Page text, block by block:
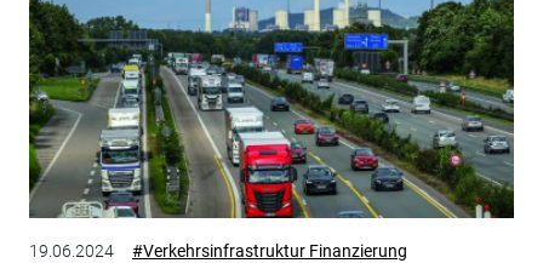
19.06.2024 #Verkehrsinfrastruktur Finanzierung